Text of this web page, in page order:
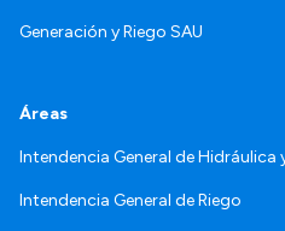
Generación y Riego SAU
Áreas
Intendencia General de Hidráulica
Intendencia General de Riego